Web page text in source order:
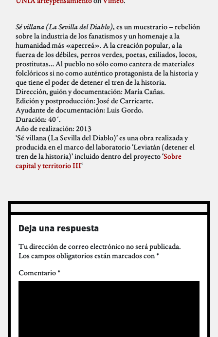
Sé villana (La Sevilla del Diablo), es un muestrario – rebelión
sobre la industria de los fanatismos y un homenaje a la
humanidad más «aperreá». A la creación popular, a la
fuerza de los débiles, perros verdes, poetas, exiliados, locos,
prostitutas… Al pueblo no sólo como cantera de materiales
folclóricos si no como auténtico protagonista de la historia y
que tiene el poder de detener el tren de la historia.
Dirección, guión y documentación: María Cañas.
Edición y postproducción: José de Carricarte.
Ayudante de documentación: Luis Gordo.
Duración: 40´.
Año de realización: 2013
‘Sé villana (La Sevilla del Diablo)’ es una obra realizada y
producida en el marco del laboratorio ‘Leviatán (detener el
tren de la historia)’ incluido dentro del proyecto ‘Sobre
capital y territorio III‘
Deja una respuesta
Tu dirección de correo electrónico no será publicada.
Los campos obligatorios están marcados con*
Comentario*